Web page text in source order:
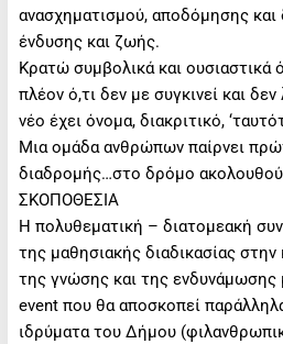
ανασχηματισμού, αποδόμησης
ένδυσης και ζωής.
Κρατώ συμβολικά και ουσιαστικά
πλέον ό,τι δεν με συγκινεί και
νέο έχει όνομα, διακριτικό,
Μια ομάδα ανθρώπων παίρνει
διαδρομής…στο δρόμο
ΣΚΟΠΟΘΕΣΙΑ
Η πολυθεματική – διατομεακή
της μαθησιακής διαδικασίας
της γνώσης και της
event που θα αποσκοπεί
ιδρύματα του Δήμου